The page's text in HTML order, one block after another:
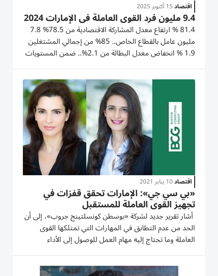
اقتصاد15 أكتوبر 2025
9.4 مليون فرد القوى العاملة في الإمارات 2024
81.4 % ارتفاع معدل المشاركة الاقتصادية من 78.5% 7.8
مليون عامل بالقطاع الخاص.. 85% من إجمالي المشتغلين
1.9 % انخفاض معدل البطالة من 2.1%.. ضمن المستويات
الأدنى عالمياً الإمارات ضمن المراتب الخمس الأولى في 5
مؤشرات تنافسية: 2 في النسبة المئوية للقوى العاملة
والعاملة الوافدة 3 في توفر...
اقتصاد10 يناير 2021
«بي سي جي»: الإمارات تحقق قفزات في
تجهيز القوى العاملة للمستقبل
أشار تقرير جديد لشركة «بوسطن كونسلتينج جروب»، إلى أن
الحد من عدم التطابق في المهارات التي تمتلكها القوى
العاملة وما تحتاج إليه مهام العمل للوصول إلى الأداء
المطلوب، يعد أمراً بالغ الأهمية لزيادة مستوى الإنتاجية.
ولكي تتمكن الحكومات والشركات من تحقيق هذا الهدف